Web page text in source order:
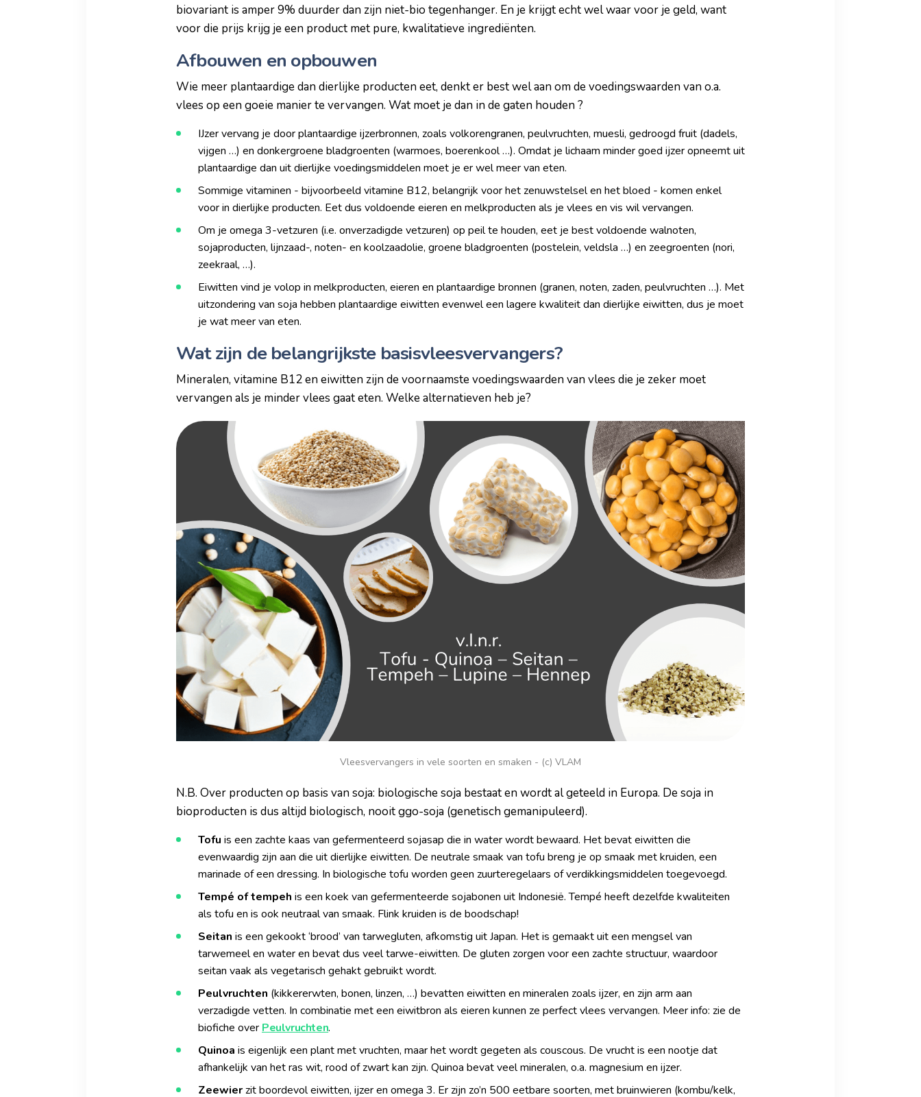
biovariant is amper 9% duurder dan zijn niet-bio tegenhanger. En je krijgt echt wel waar voor je geld, want
voor die prijs krijg je een product met pure, kwalitatieve ingrediënten.
Afbouwen en opbouwen
Wie meer plantaardige dan dierlijke producten eet, denkt er best wel aan om de voedingswaarden van o.a.
vlees op een goeie manier te vervangen. Wat moet je dan in de gaten houden ?
IJzer vervang je door plantaardige ijzerbronnen, zoals volkorengranen, peulvruchten, muesli, gedroogd fruit (dadels,
vijgen …) en donkergroene bladgroenten (warmoes, boerenkool …). Omdat je lichaam minder goed ijzer opneemt uit
plantaardige dan uit dierlijke voedingsmiddelen moet je er wel meer van eten.
Sommige vitaminen - bijvoorbeeld vitamine B12, belangrijk voor het zenuwstelsel en het bloed - komen enkel
voor in dierlijke producten. Eet dus voldoende eieren en melkproducten als je vlees en vis wil vervangen.
Om je omega 3-vetzuren (i.e. onverzadigde vetzuren) op peil te houden, eet je best voldoende walnoten,
sojaproducten, lijnzaad-, noten- en koolzaadolie, groene bladgroenten (postelein, veldsla …) en zeegroenten (nori,
zeekraal, …).
Eiwitten vind je volop in melkproducten, eieren en plantaardige bronnen (granen, noten, zaden, peulvruchten …). Met
uitzondering van soja hebben plantaardige eiwitten evenwel een lagere kwaliteit dan dierlijke eiwitten, dus je moet
je wat meer van eten.
Wat zijn de belangrijkste basisvleesvervangers?
Mineralen, vitamine B12 en eiwitten zijn de voornaamste voedingswaarden van vlees die je zeker moet
vervangen als je minder vlees gaat eten. Welke alternatieven heb je?
Vleesvervangers in vele soorten en smaken - (c) VLAM
N.B. Over producten op basis van soja: biologische soja bestaat en wordt al geteeld in Europa. De soja in
bioproducten is dus altijd biologisch, nooit ggo-soja (genetisch gemanipuleerd).
Tofu is een zachte kaas van gefermenteerd sojasap die in water wordt bewaard. Het bevat eiwitten die
evenwaardig zijn aan die uit dierlijke eiwitten. De neutrale smaak van tofu breng je op smaak met kruiden, een
marinade of een dressing. In biologische tofu worden geen zuurteregelaars of verdikkingsmiddelen toegevoegd.
Tempé of tempeh is een koek van gefermenteerde sojabonen uit Indonesië. Tempé heeft dezelfde kwaliteiten
als tofu en is ook neutraal van smaak. Flink kruiden is de boodschap!
Seitan is een gekookt ‘brood’ van tarwegluten, afkomstig uit Japan. Het is gemaakt uit een mengsel van
tarwemeel en water en bevat dus veel tarwe-eiwitten. De gluten zorgen voor een zachte structuur, waardoor
seitan vaak als vegetarisch gehakt gebruikt wordt.
Peulvruchten (kikkererwten, bonen, linzen, …) bevatten eiwitten en mineralen zoals ijzer, en zijn arm aan
verzadigde vetten. In combinatie met een eiwitbron als eieren kunnen ze perfect vlees vervangen. Meer info: zie de
biofiche over Peulvruchten.
Quinoa is eigenlijk een plant met vruchten, maar het wordt gegeten als couscous. De vrucht is een nootje dat
afhankelijk van het ras wit, rood of zwart kan zijn. Quinoa bevat veel mineralen, o.a. magnesium en ijzer.
Zeewierzit boordevol eiwitten, ijzer en omega 3. Er zijn zo’n 500 eetbare soorten, met bruinwieren (kombu/kelk,